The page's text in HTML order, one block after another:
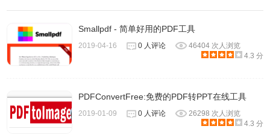
Smallpdf - 简单好用的PDF工具
2019-04-16 0 人评论
46404 次人浏览
4.3 分
PDFConvertFree:免费的PDF转PPT在线工具
2019-01-09 0 人评论
26298 次人浏览
4.3 分